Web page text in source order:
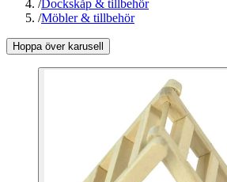
/Dockskåp & tillbehör
/Möbler & tillbehör
Hoppa över karusell